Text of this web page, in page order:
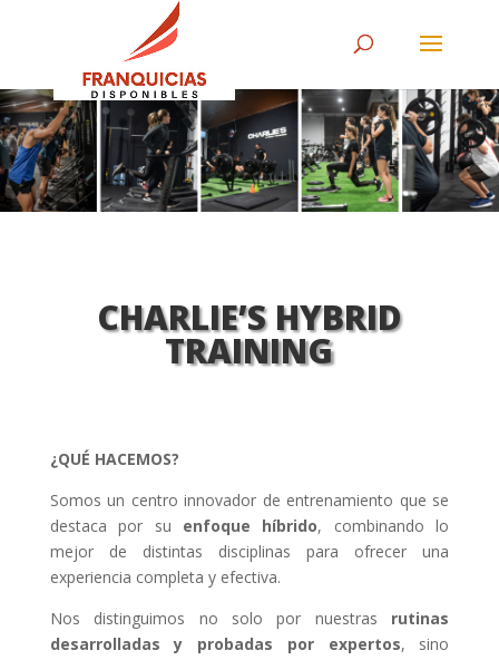
CHARLIE’S HYBRID
TRAINING
¿QUÉ HACEMOS?
Somos un centro innovador de entrenamiento que se
destaca por su enfoque híbrido, combinando lo
mejor de distintas disciplinas para ofrecer una
experiencia completa y efectiva.
Nos distinguimos no solo por nuestras rutinas
desarrolladas y probadas por expertos, sino